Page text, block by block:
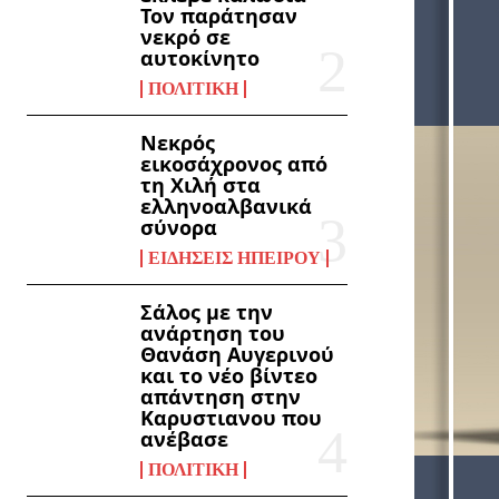
Τον παράτησαν
νεκρό σε
αυτοκίνητο
ΠΟΛΙΤΙΚΉ
Νεκρός
εικοσάχρονος από
τη Χιλή στα
ελληνοαλβανικά
σύνορα
ΕΙΔΉΣΕΙΣ ΗΠΕΊΡΟΥ
Σάλος με την
ανάρτηση του
Θανάση Αυγερινού
και το νέο βίντεο
απάντηση στην
Καρυστιανου που
ανέβασε
ΠΟΛΙΤΙΚΉ